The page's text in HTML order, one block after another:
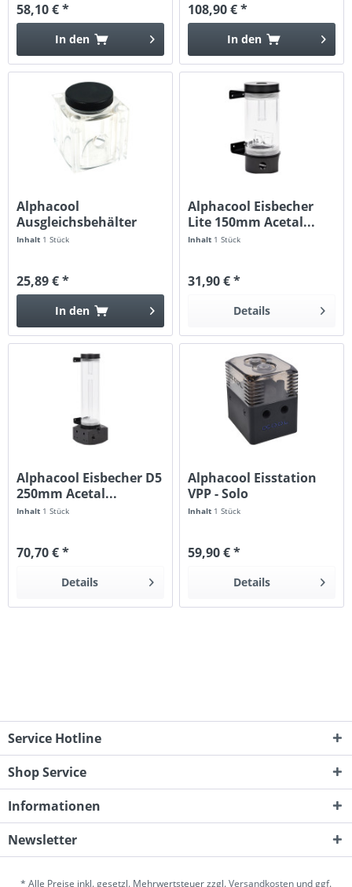
58,10 € *
In den
108,90 € *
In den
Alphacool
Ausgleichsbehälter
einzeln für DC-LT...
Inhalt 1 Stück
25,89 € *
In den
Alphacool Eisbecher
Lite 150mm Acetal...
Inhalt 1 Stück
31,90 € *
Details
Alphacool Eisbecher D5
250mm Acetal...
Inhalt 1 Stück
70,70 € *
Details
Alphacool Eisstation
VPP - Solo
Ausgleichsbehälter
Inhalt 1 Stück
59,90 € *
Details
Service Hotline
Shop Service
Informationen
Newsletter
* Alle Preise inkl. gesetzl. Mehrwertsteuer zzgl.Versandkosten und ggf.